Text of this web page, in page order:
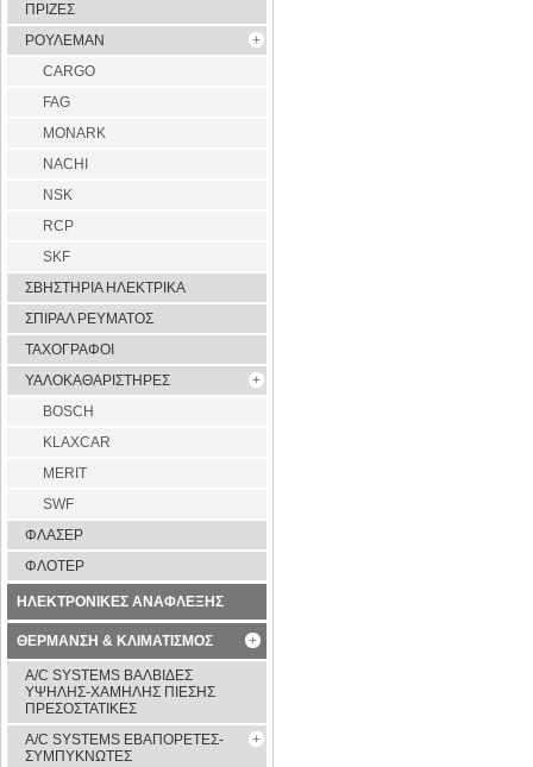
ΠΡΙΖΕΣ
ΡΟΥΛΕΜΑΝ
CARGO
FAG
MONARK
NACHI
NSK
RCP
SKF
ΣΒΗΣΤΗΡΙΑ ΗΛΕΚΤΡΙΚΑ
ΣΠΙΡΑΛ ΡΕΥΜΑΤΟΣ
ΤΑΧΟΓΡΑΦΟΙ
ΥΑΛΟΚΑΘΑΡΙΣΤΗΡΕΣ
BOSCH
KLAXCAR
MERIT
SWF
ΦΛΑΣΕΡ
ΦΛΟΤΕΡ
ΗΛΕΚΤΡΟΝΙΚΕΣ ΑΝΑΦΛΕΞΗΣ
ΘΕΡΜΑΝΣΗ & ΚΛΙΜΑΤΙΣΜΟΣ
A/C SYSTEMS ΒΑΛΒΙΔΕΣ
ΥΨΗΛΗΣ-ΧΑΜΗΛΗΣ ΠΙΕΣΗΣ
ΠΡΕΣΟΣΤΑΤΙΚΕΣ
A/C SYSTEMS ΕΒΑΠΟΡΕΤΕΣ-
ΣΥΜΠYΚΝΩΤΕΣ